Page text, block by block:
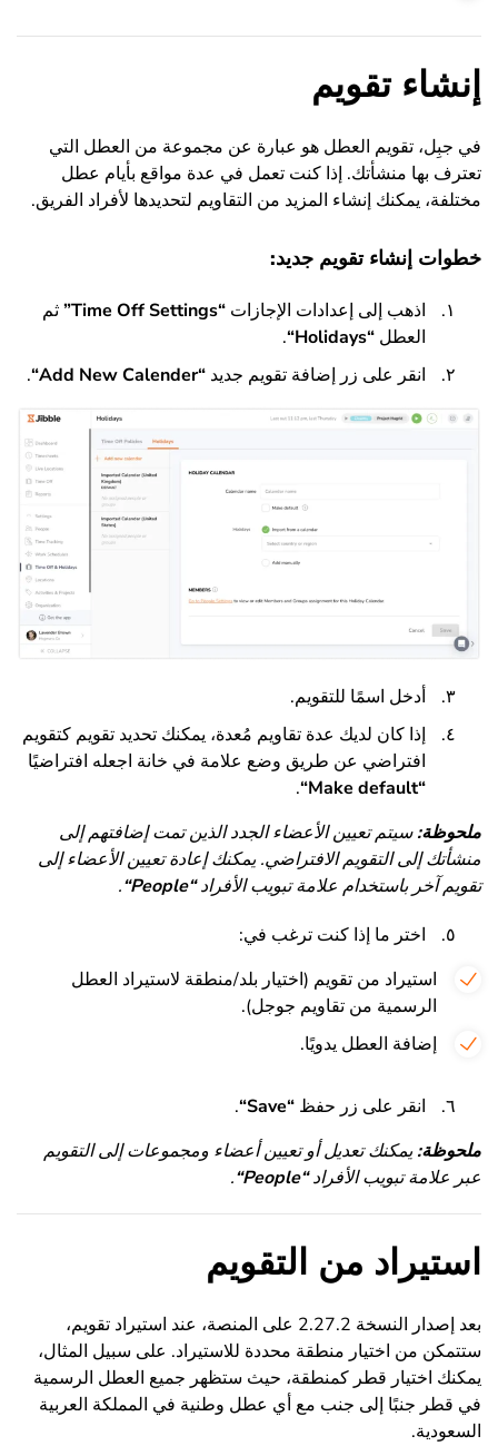
إنشاء تقويم
في جبِل، تقويم العطل هو عبارة عن مجموعة من العطل التي
تعترف بها منشأتك. إذا كنت تعمل في عدة مواقع بأيام عطل
مختلفة، يمكنك إنشاء المزيد من التقاويم لتحديدها لأفراد الفريق.
خطوات إنشاء تقويم جديد:
اذهب إلى إعدادات الإجازات “
Time Off Settings
”ثم
العطل “
Holidays
“
.
انقر على زر إضافة تقويم جديد “
Add New Calender
“
.
أدخل اسمًا للتقويم.
إذا كان لديك عدة تقاويم مُعدة، يمكنك تحديد تقويم كتقويم
افتراضي عن طريق وضع علامة في خانة اجعله افتراضيًا
“
Make default
“
.
ملحوظة:سيتم تعيين الأعضاء الجدد الذين تمت إضافتهم إلى
منشأتك إلى التقويم الافتراضي. يمكنك إعادة تعيين الأعضاء إلى
تقويم آخر باستخدام علامة تبويب الأفراد“
People
“
.
اختر ما إذا كنت ترغب في:
استيراد من تقويم (اختيار بلد/منطقة لاستيراد العطل
الرسمية من تقاويم جوجل).
إضافة العطل يدويًا.
انقر على زر حفظ “
Save
“
.
ملحوظة:يمكنك تعديل أو تعيين أعضاء ومجموعات إلى التقويم
عبر علامة تبويب الأفراد“
People
“
.
استيراد من التقويم
بعد إصدار النسخة 2.27.2 على المنصة، عند استيراد تقويم،
ستتمكن من اختيار منطقة محددة للاستيراد. على سبيل المثال،
يمكنك اختيار قطر كمنطقة، حيث ستظهر جميع العطل الرسمية
في قطر جنبًا إلى جنب مع أي عطل وطنية في المملكة العربية
السعودية.